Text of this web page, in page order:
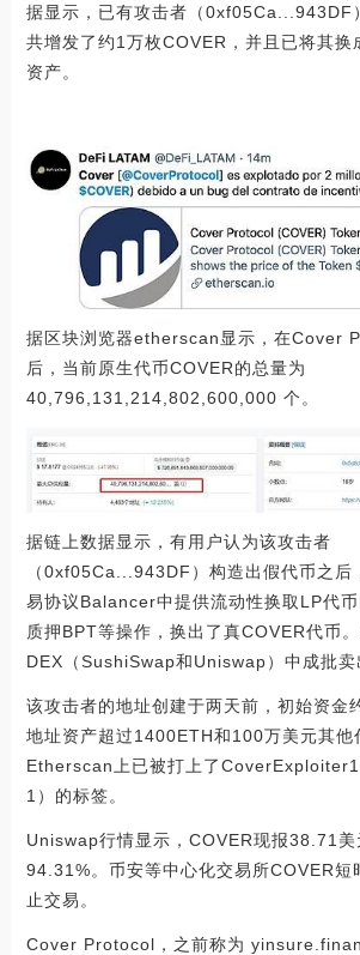
据显示，已有攻击者（0xf05Ca...943DF
共增发了约1万枚COVER，并且已将其换
资产。
据区块浏览器etherscan显示，在Cover
后，当前原生代币COVER的总量为
40,796,131,214,802,600,000 个。
据链上数据显示，有用户认为该攻击者
（0xf05Ca...943DF）构造出假代币之后
易协议Balancer中提供流动性换取LP代
质押BPT等操作，换出了真COVER代币
DEX（SushiSwap和Uniswap）中成批卖
该攻击者的地址创建于两天前，初始资金
地址资产超过1400ETH和100万美元其他
Etherscan上已被打上了
1）的标签。
Uniswap行情显示，COVER现报38.71美
94.31%。币安等中心化交易所COVER短
止交易。
Cover Protocol，之前称为